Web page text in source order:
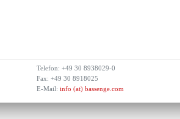
Telefon: +49 30 8938029-0
Fax: +49 30 8918025
E-Mail: info (at) bassenge.com